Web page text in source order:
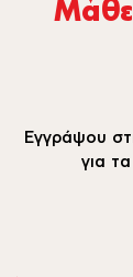
Μάθε
Εγγράψου
για